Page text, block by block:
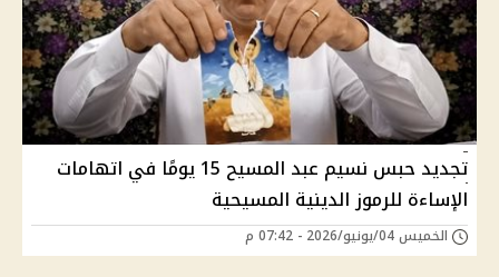
تجديد حبس نسيم عبد المسيح 15 يومًا في اتهامات
الإساءة للرموز الدينية المسيحية
الخميس 04/يونيو/2026 - 07:42 م